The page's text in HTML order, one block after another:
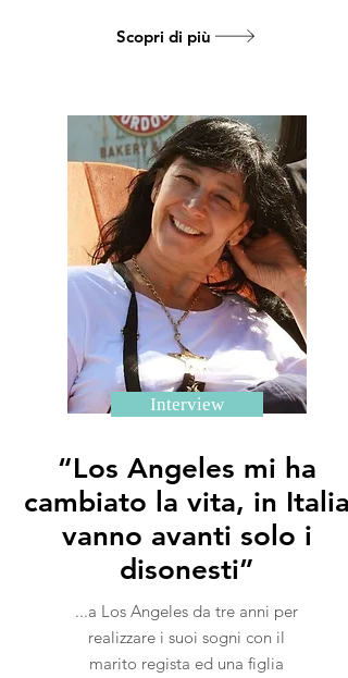
Scopri di più
Interview
“Los Angeles mi ha
cambiato la vita, in Italia
vanno avanti solo i
disonesti”
...a Los Angeles da tre anni per
realizzare i suoi sogni con il
marito regista ed una figlia